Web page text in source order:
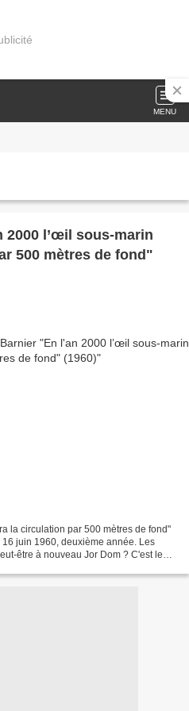
MENU
2000 l’œil sous-marin
500 mètres de fond"
la circulation par 500 mètres de fond"
juin 1960, deuxième année. Les
être à nouveau Jor Dom ? C'est le